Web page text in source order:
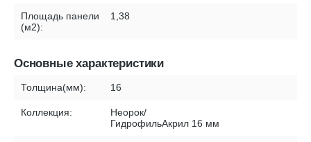
Площадь панели
(м2):
1,38
Основные характеристики
Толщина(мм): 16
Коллекция:
Неорок/
ГидрофильАкрил 16 мм